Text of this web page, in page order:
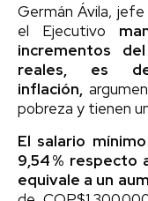
Germán Ávila,
el Ejecutivo
incrementos
reales, es
inflación,
pobreza y tienen
El salario
9,54 % respecto
equivale a un